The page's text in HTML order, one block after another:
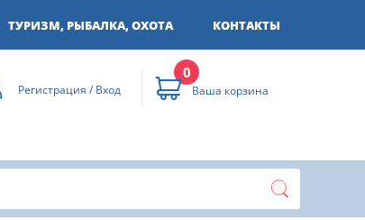
ТУРИЗМ, РЫБАЛКА, ОХОТА КОНТАКТЫ
Регистрация / Вход
0
Ваша корзина